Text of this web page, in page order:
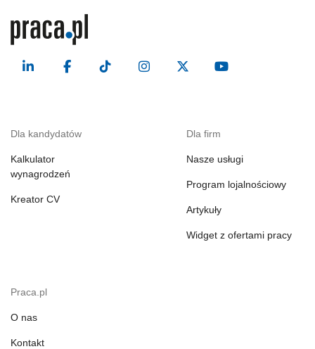
Dla kandydatów
Kalkulator
wynagrodzeń
Kreator CV
Dla firm
Nasze usługi
Program lojalnościowy
Artykuły
Widget z ofertami pracy
Praca.pl
O nas
Kontakt